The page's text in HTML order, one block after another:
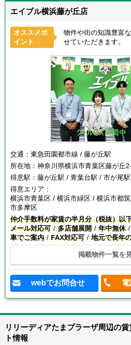
エイブル横浜藤が丘店
オススメポ
イント
物件や街の知識豊富
せていただきます。
交通： 東急田園都市線 / 藤が丘駅
所在地： 神奈川県横浜市青葉区藤が丘
得意駅： 藤が丘駅 / 青葉台駅 / 市が尾
得意エリア：
横浜市青葉区 / 横浜市緑区 / 横浜市都
市多摩区
仲介手数料が家賃の半月分（税抜）以
メール対応可
多店舗展開 年中無休
車でご案内
FAX対応可 地元で長年
掲載物件一覧を
webでお問合せ
リリーディアたまプラーザ周辺の
ト情報